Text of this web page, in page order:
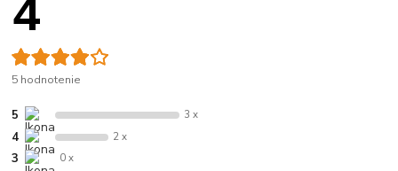
5 hodnotenie
5 3 x
4 2 x
3 0 x